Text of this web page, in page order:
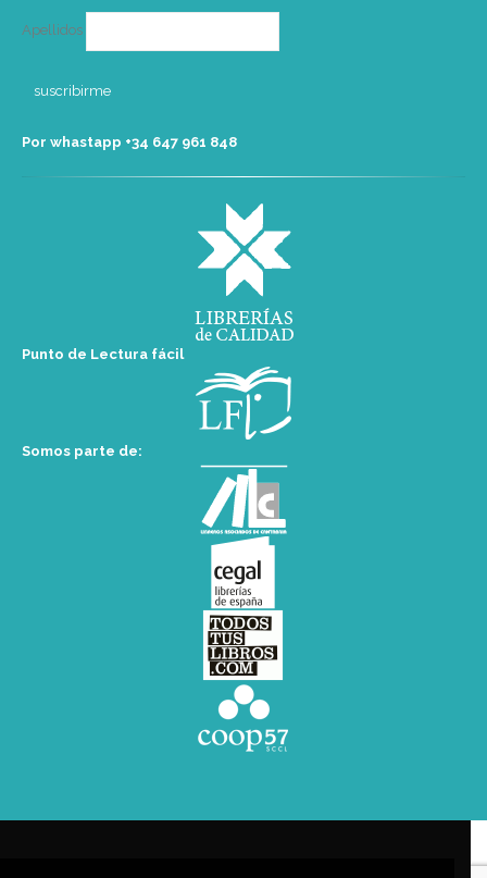
Apellidos
Por whastapp +34 ‭647 961 848‬
Punto de Lectura fácil
Somos parte de: